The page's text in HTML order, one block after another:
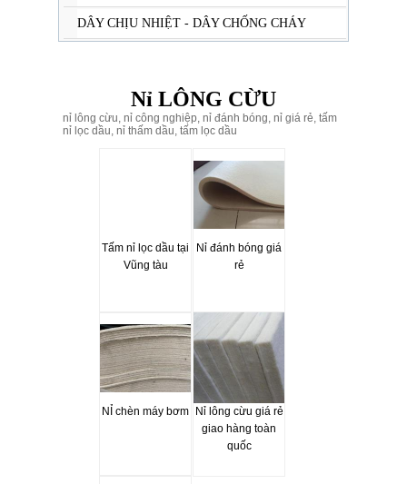
DÂY CHỊU NHIỆT - DÂY CHỐNG CHÁY
Nỉ LÔNG CỪU
nỉ lông cừu, nỉ công nghiệp, nỉ đánh bóng, nỉ giá rẻ, tấm
nỉ lọc dầu, nỉ thấm dầu, tấm lọc dầu
Tấm nỉ lọc dầu tại
Vũng tàu
Nỉ đánh bóng giá
rẻ
NỈ chèn máy bơm
Nỉ lông cừu giá rẻ
giao hàng toàn
quốc